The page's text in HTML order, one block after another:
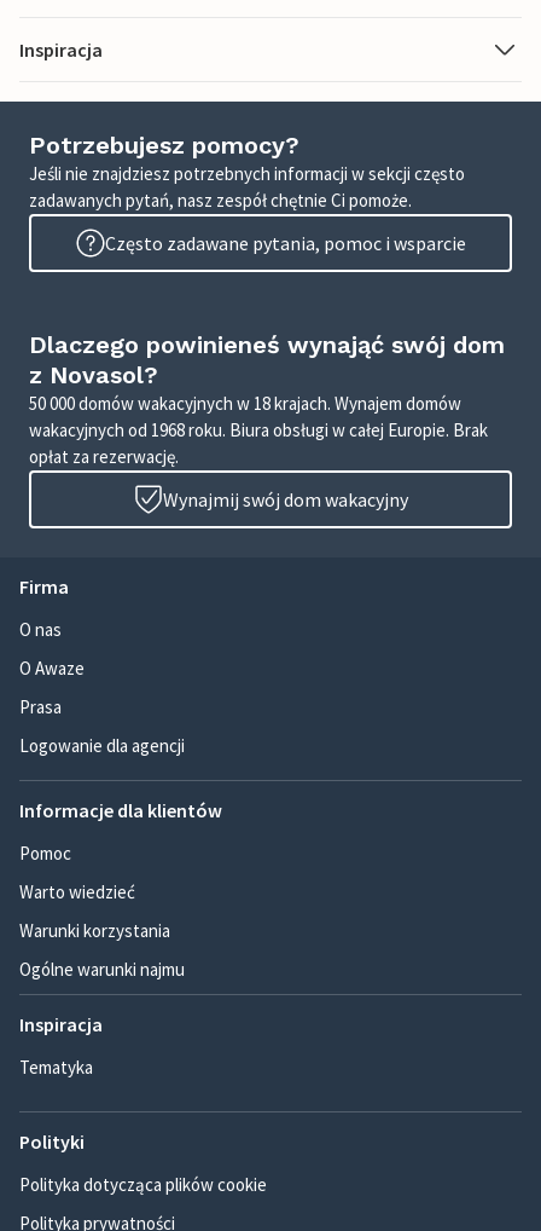
Inspiracja
Potrzebujesz pomocy?
Jeśli nie znajdziesz potrzebnych informacji w sekcji często
zadawanych pytań, nasz zespół chętnie Ci pomoże.
Często zadawane pytania, pomoc i wsparcie
Dlaczego powinieneś wynająć swój dom
z Novasol?
50 000 domów wakacyjnych w 18 krajach. Wynajem domów
wakacyjnych od 1968 roku. Biura obsługi w całej Europie. Brak
opłat za rezerwację.
Wynajmij swój dom wakacyjny
Firma
O nas
O Awaze
Prasa
Logowanie dla agencji
Informacje dla klientów
Pomoc
Warto wiedzieć
Warunki korzystania
Ogólne warunki najmu
Inspiracja
Tematyka
Polityki
Polityka dotycząca plików cookie
Polityka prywatności